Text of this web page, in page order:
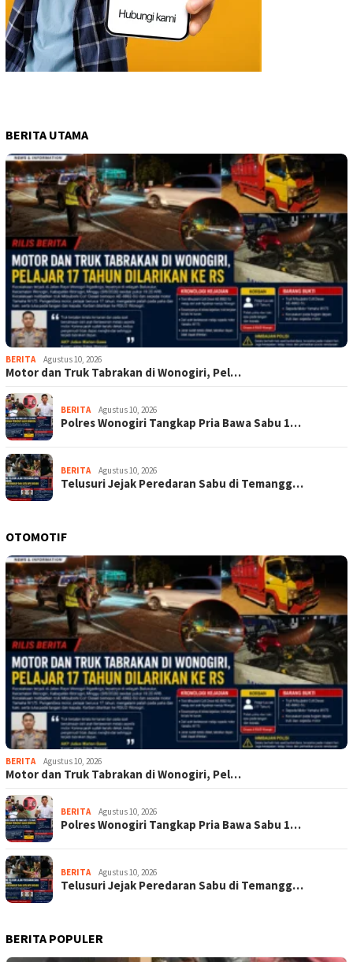
BERITA UTAMA
BERITA Agustus 10, 2026
Motor dan Truk Tabrakan di Wonogiri, Pel…
BERITA Agustus 10, 2026
Polres Wonogiri Tangkap Pria Bawa Sabu 1…
BERITA Agustus 10, 2026
Telusuri Jejak Peredaran Sabu di Temangg…
OTOMOTIF
BERITA Agustus 10, 2026
Motor dan Truk Tabrakan di Wonogiri, Pel…
BERITA Agustus 10, 2026
Polres Wonogiri Tangkap Pria Bawa Sabu 1…
BERITA Agustus 10, 2026
Telusuri Jejak Peredaran Sabu di Temangg…
BERITA POPULER